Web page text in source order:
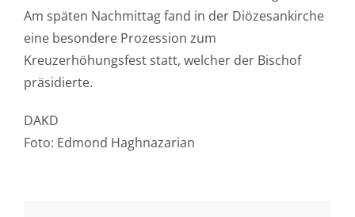
Am späten Nachmittag fand in der Diözesankirche
eine besondere Prozession zum
Kreuzerhöhungsfest statt, welcher der Bischof
präsidierte.
DAKD
Foto: Edmond Haghnazarian